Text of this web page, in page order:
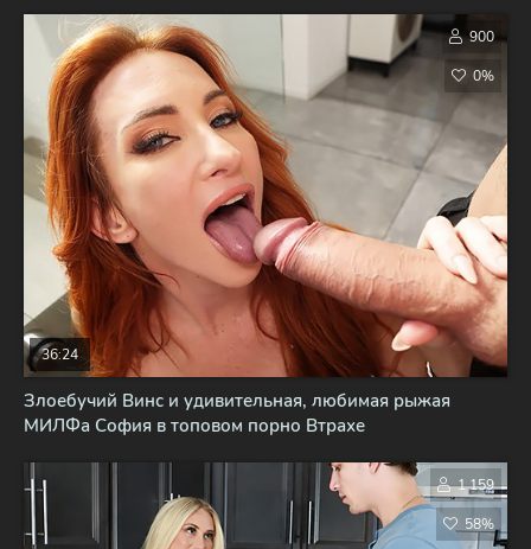
Злоебучий Винс и удивительная, любимая рыжая
МИЛФа София в топовом порно Втрахе
36:24
900
0%
1 159
58%